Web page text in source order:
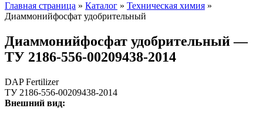
Главная страница » Каталог » Техническая химия »
Диаммонийфосфат удобрительный
Диаммонийфосфат удобрительный —
ТУ 2186-556-00209438-2014
DAP Fertilizer
ТУ 2186-556-00209438-2014
Внешний вид: